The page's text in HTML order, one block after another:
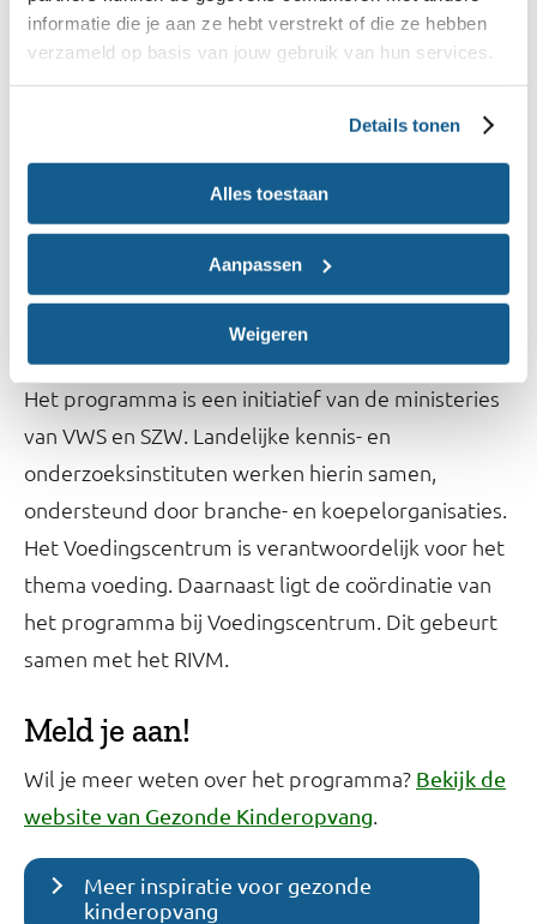
informatie die je aan ze hebt verstrekt of die ze hebben
verzameld op basis van jouw gebruik van hun services.
Details tonen
Alles toestaan
Aanpassen
Weigeren
gezondheidsthema’s uitgewerkt in concrete
activiteiten, voorbeelden en praktische materialen.
Denk aan thema’s als voeding, sociaal-emotionele
ontwikkeling, bewegen, dagritme, slaap,
mediaopvoeding, seksuele ontwikkeling, hygiëne
en fysieke veiligheid. Alle kennis die het
programma beschikbaar maakt is gebaseerd op
recente wetenschappelijk inzichten.
Voedingscentrum
Het programma is een initiatief van de ministeries
van VWS en SZW. Landelijke kennis- en
onderzoeksinstituten werken hierin samen,
ondersteund door branche- en koepelorganisaties.
Het Voedingscentrum is verantwoordelijk voor het
thema voeding. Daarnaast ligt de coördinatie van
het programma bij Voedingscentrum. Dit gebeurt
samen met het RIVM.
Meld je aan!
Wil je meer weten over het programma? Bekijk de
website van Gezonde Kinderopvang.
Meer inspiratie voor gezonde
kinderopvang